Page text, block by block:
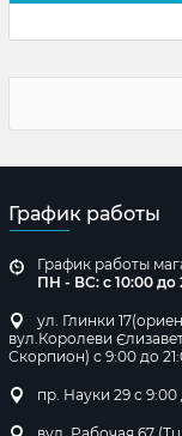
График работы
График работы
ПН - ВС: с 10:00 до
ул. Глинки
вул.Королеви
Скорпион) с 9:00 до
пр. Науки 29 с 9:00